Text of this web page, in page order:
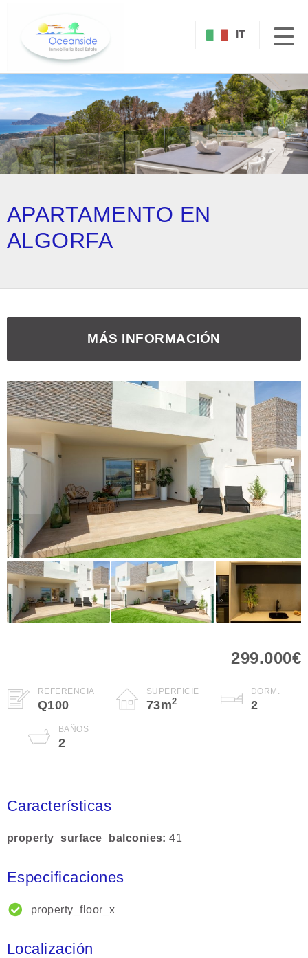
IT
APARTAMENTO EN
ALGORFA
MÁS INFORMACIÓN
299.000€
REFERENCIA
Q100
SUPERFICIE
73m2
DORM.
2
BAÑOS
2
Características
property_surface_balconies 41
Especificaciones
property_floor_x
Localización